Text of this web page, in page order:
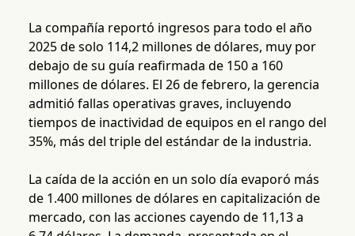
La compañía reportó ingresos para todo el año
2025 de solo 114,2 millones de dólares, muy por
debajo de su guía reafirmada de 150 a 160
millones de dólares. El 26 de febrero, la gerencia
admitió fallas operativas graves, incluyendo
tiempos de inactividad de equipos en el rango del
35%, más del triple del estándar de la industria.
La caída de la acción en un solo día evaporó más
de 1.400 millones de dólares en capitalización de
mercado, con las acciones cayendo de 11,13 a